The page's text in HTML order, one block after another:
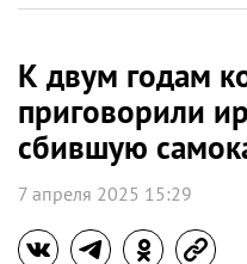
К двум годам
приговорили
сбившую
7 апреля 2025 15:29